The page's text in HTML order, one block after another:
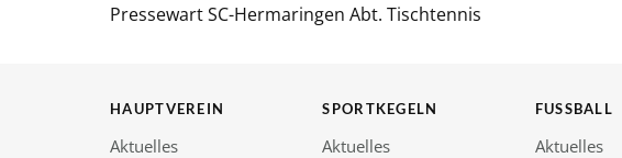
Pressewart SC-Hermaringen Abt. Tischtennis
HAUPTVEREIN
Aktuelles
SPORTKEGELN
Aktuelles
FUSSBALL
Aktuelles